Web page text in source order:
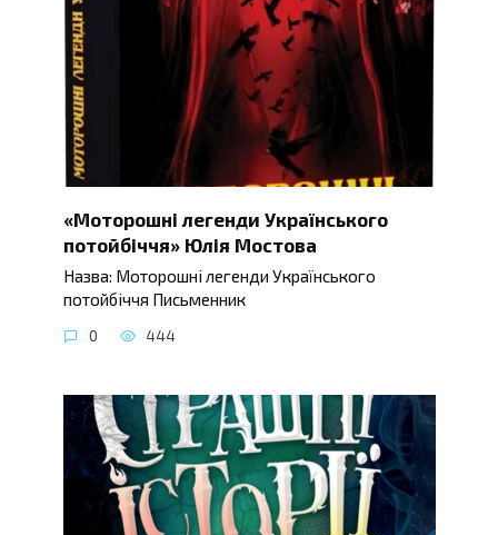
«Моторошні легенди Українського
потойбіччя» Юлія Мостова
Назва: Моторошні легенди Українського
потойбіччя Письменник
0 444